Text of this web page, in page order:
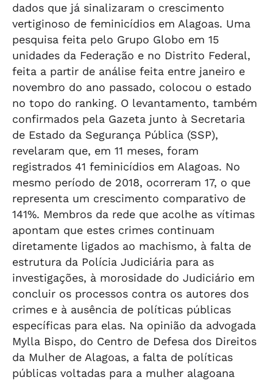
dados que já sinalizaram o crescimento
vertiginoso de feminicídios em Alagoas. Uma
pesquisa feita pelo Grupo Globo em 15
unidades da Federação e no Distrito Federal,
feita a partir de análise feita entre janeiro e
novembro do ano passado, colocou o estado
no topo do ranking. O levantamento, também
confirmados pela Gazeta junto à Secretaria
de Estado da Segurança Pública (SSP),
revelaram que, em 11 meses, foram
registrados 41 feminicídios em Alagoas. No
mesmo período de 2018, ocorreram 17, o que
representa um crescimento comparativo de
141%. Membros da rede que acolhe as vítimas
apontam que estes crimes continuam
diretamente ligados ao machismo, à falta de
estrutura da Polícia Judiciária para as
investigações, à morosidade do Judiciário em
concluir os processos contra os autores dos
crimes e à ausência de políticas públicas
específicas para elas. Na opinião da advogada
Mylla Bispo, do Centro de Defesa dos Direitos
da Mulher de Alagoas, a falta de políticas
públicas voltadas para a mulher alagoana